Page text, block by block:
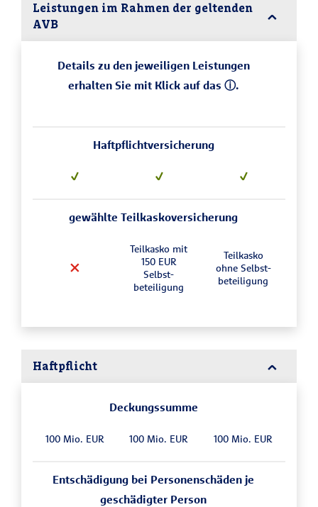
Leistungen im Rahmen der geltenden
AVB
Details zu den jeweiligen Leistungen
erhalten Sie mit Klick auf das ⓘ.
Haftpflicht­versicherung
gewählte Teilkasko­versicherung
Teilkasko mit
150 EUR
Selbst­
beteiligung
Teilkasko
ohne Selbst­
beteiligung
Haftpflicht
Deckungssumme
100 Mio. EUR 100 Mio. EUR 100 Mio. EUR
Entschädigung bei Personenschäden je
geschädigter Person